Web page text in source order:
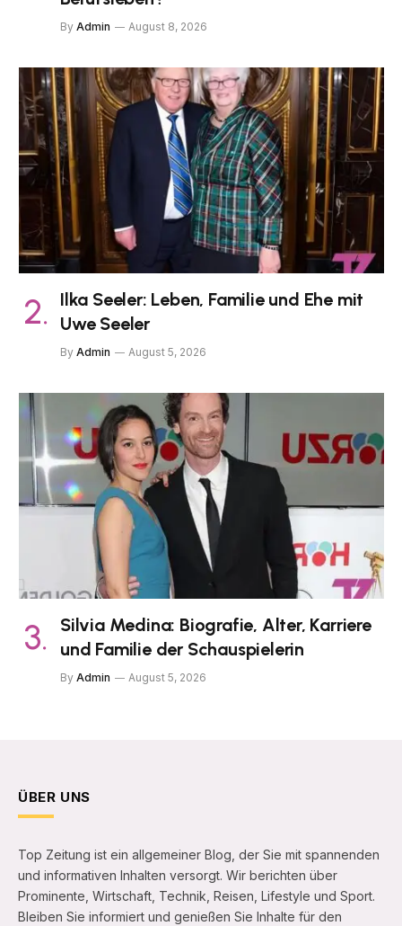
By Admin August 8, 2026
Ilka Seeler: Leben, Familie und Ehe mit
Uwe Seeler
By Admin August 5, 2026
Silvia Medina: Biografie, Alter, Karriere
und Familie der Schauspielerin
By Admin August 5, 2026
ÜBER UNS
Top Zeitung ist ein allgemeiner Blog, der Sie mit spannenden
und informativen Inhalten versorgt. Wir berichten über
Prominente, Wirtschaft, Technik, Reisen, Lifestyle und Sport.
Bleiben Sie informiert und genießen Sie Inhalte für den